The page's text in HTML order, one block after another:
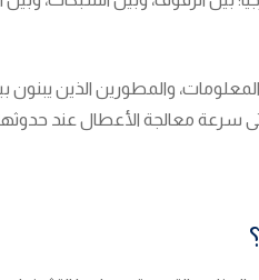
والمطورين الذين يبنون
معالجة الأعطال عند حدوثها.